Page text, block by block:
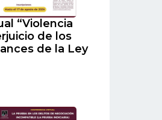
“Violencia
de los
de la Ley